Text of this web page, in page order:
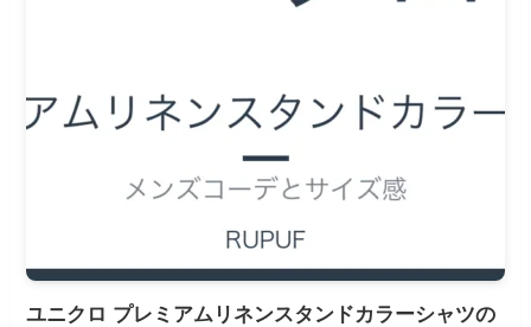
ユニクロ プレミアムリネンスタンドカラーシャツの